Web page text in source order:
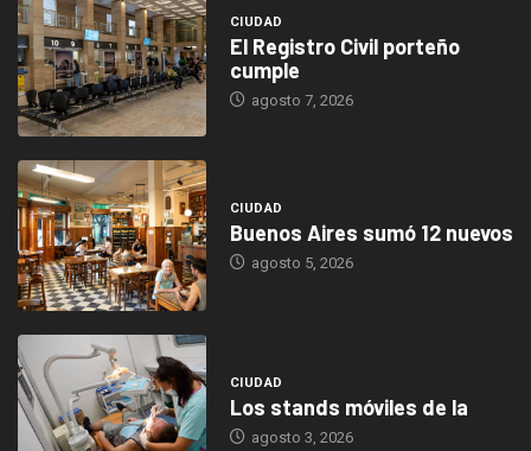
CIUDAD
El Registro Civil porteño
cumple
agosto 7, 2026
CIUDAD
Buenos Aires sumó 12 nuevos
agosto 5, 2026
CIUDAD
Los stands móviles de la
agosto 3, 2026